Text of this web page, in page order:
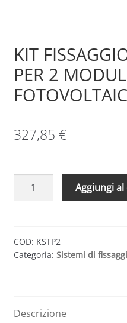
KIT
PER 2
327,85 €
2
MODULI
quantità
Aggiungi
COD: KSTP2
Categoria: Sistemi di
Descrizione